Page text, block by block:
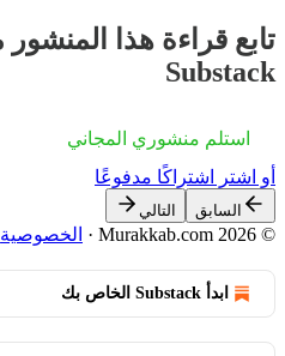
Substack
استلم منشوري المجاني
أو اشترِ اشتراكًا مدفوعًا
السابق التالي
© 2026 Murakkab.com
· الخصوصية
ابدأ Substack الخاص بك